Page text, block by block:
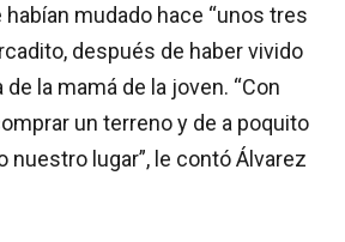
habían mudado hace “unos tres
después de haber vivido
la mamá de la joven. “Con
un terreno y de a poquito
nuestro lugar”, le contó Álvarez